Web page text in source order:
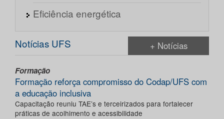
Eficiência energética
Notícias UFS + Notícias
Formação
Formação reforça compromisso do Codap/UFS com
a educação inclusiva
Capacitação reuniu TAE’s e terceirizados para fortalecer
práticas de acolhimento e acessibilidade